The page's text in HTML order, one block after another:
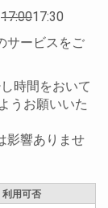
17:0017:30
サービスをご
をおいて
うお願いいた
ありませ
利用可否